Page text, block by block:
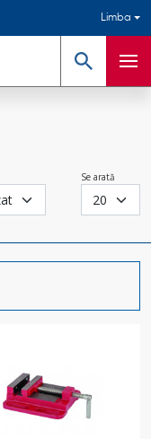
Limba
Căutare
Se arată